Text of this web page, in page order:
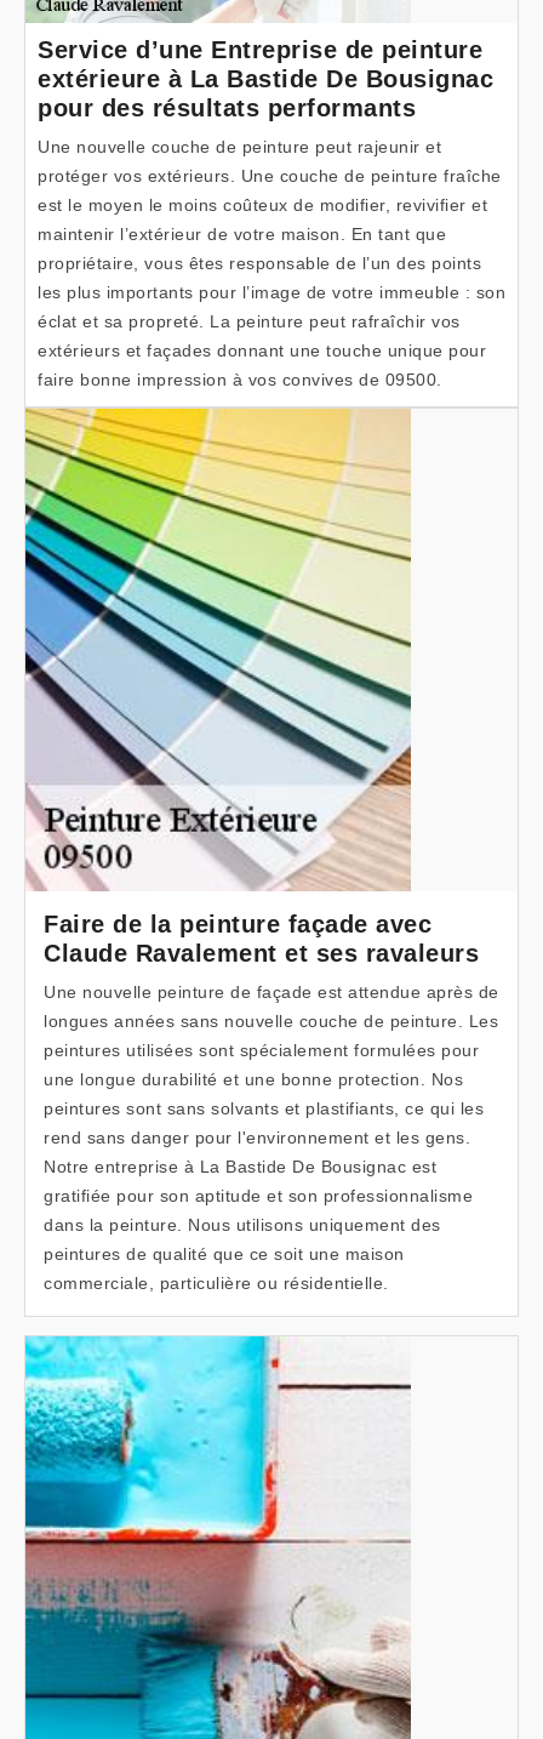
Service d’une Entreprise de peinture
extérieure à La Bastide De Bousignac
pour des résultats performants
Une nouvelle couche de peinture peut rajeunir et
protéger vos extérieurs. Une couche de peinture fraîche
est le moyen le moins coûteux de modifier, revivifier et
maintenir l’extérieur de votre maison. En tant que
propriétaire, vous êtes responsable de l’un des points
les plus importants pour l’image de votre immeuble : son
éclat et sa propreté. La peinture peut rafraîchir vos
extérieurs et façades donnant une touche unique pour
faire bonne impression à vos convives de 09500.
Faire de la peinture façade avec
Claude Ravalement et ses ravaleurs
Une nouvelle peinture de façade est attendue après de
longues années sans nouvelle couche de peinture. Les
peintures utilisées sont spécialement formulées pour
une longue durabilité et une bonne protection. Nos
peintures sont sans solvants et plastifiants, ce qui les
rend sans danger pour l'environnement et les gens.
Notre entreprise à La Bastide De Bousignac est
gratifiée pour son aptitude et son professionnalisme
dans la peinture. Nous utilisons uniquement des
peintures de qualité que ce soit une maison
commerciale, particulière ou résidentielle.